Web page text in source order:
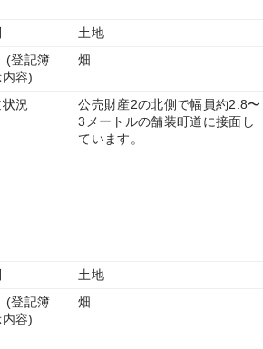
土地
(登記簿
容)
畑
況
公売財産2の北側で幅員約2.8〜
3メートルの舗装町道に接面し
ています。
土地
(登記簿
容)
畑